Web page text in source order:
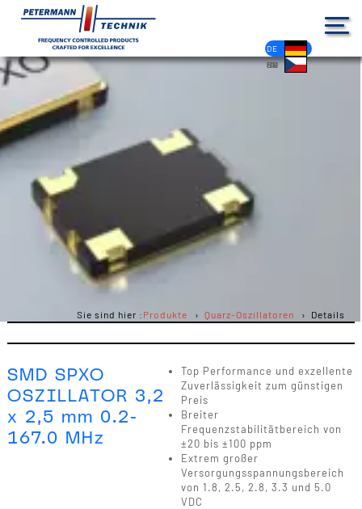
DE
EN
FR
ES
PL
IT
NL
HU
CS
Sie sind hier : Produkte Quarz-Oszillatoren Details
SMD SPXO
OSZILLATOR 3,2
x 2,5 mm 0.2-
167.0 MHz
Top Performance und exzellente
Zuverlässigkeit zum günstigen
Preis
Breiter
Frequenzstabilitätbereich von
±20 bis ±100 ppm
Extrem großer
Versorgungsspannungsbereich
von 1.8, 2.5, 2.8, 3.3 und 5.0
VDC